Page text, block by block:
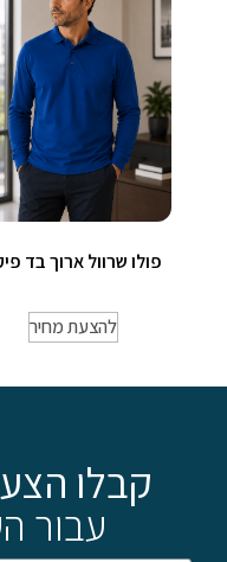
פולו שרוול ארוך בד
להצעת מחיר
קבלו
עבור